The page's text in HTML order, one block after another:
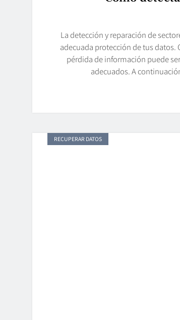
La detección y reparación de
adecuada protección de tus
pérdida de información puede
adecuados. A
RECUPERAR DATOS